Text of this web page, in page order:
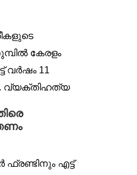
കേരളം
വർഷം 11
വ്യക്തിഹത്യ
ഫ്രണ്ടിനും എട്ട്